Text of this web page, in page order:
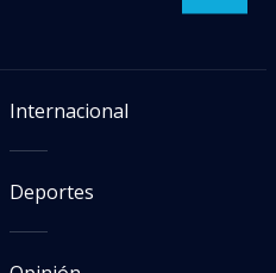
Internacional
Deportes